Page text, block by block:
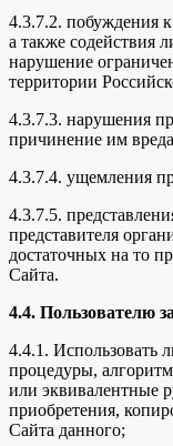
4.3.7.2. побуждения
а также содействия
нарушение
территории
4.3.7.3. нарушения
причинение им
4.3.7.4. ущемления
4.3.7.5.
представителя
достаточных на то
Сайта.
4.4. Пользователю
4.4.1. Использовать
процедуры,
или эквивалентные
приобретения,
Сайта данного;